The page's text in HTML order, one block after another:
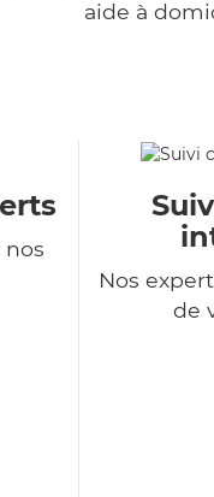
aide à
Nos
de